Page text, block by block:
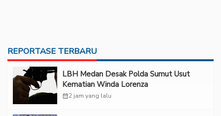
REPORTASE TERBARU
LBH Medan Desak Polda Sumut Usut
Kematian Winda Lorenza
calendar_month2 jam yang lalu